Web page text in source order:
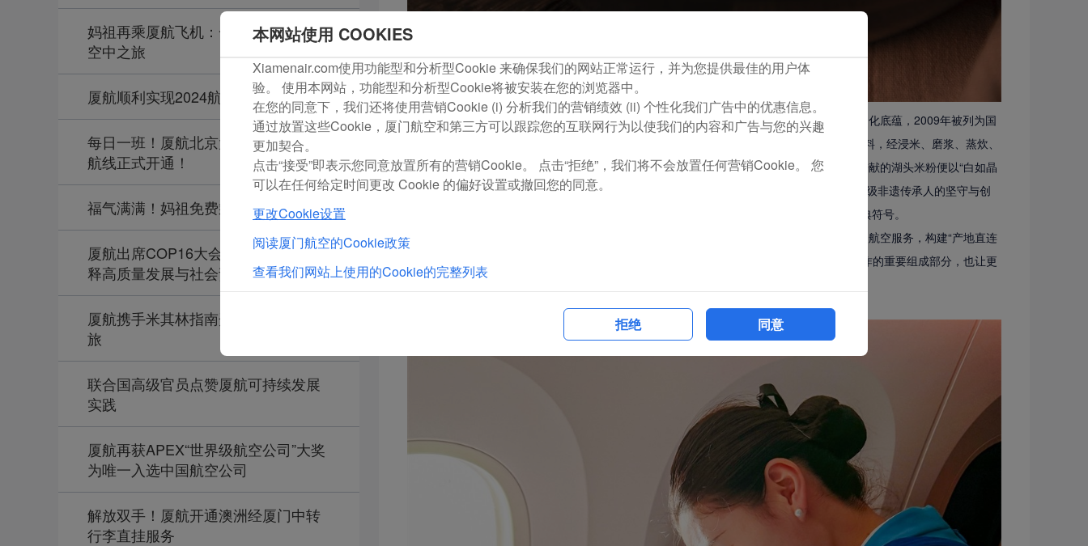
妈祖再乘厦航飞机：一场“神仙”级别的
空中之旅
厦航顺利实现2024航空安全年
每日一班！厦航北京大兴—老挝万象
航线正式开通！
福气满满！妈祖免费乘厦航航班进京
厦航出席COP16大会，以绿色行动诠
释高质量发展与社会责任
厦航携手米其林指南开启福建对味之
旅
联合国高级官员点赞厦航可持续发展
实践
厦航再获APEX“世界级航空公司”大奖
为唯一入选中国航空公司
解放双手！厦航开通澳洲经厦门中转
行李直挂服务
湖头米粉作为福建省安溪县湖头镇的传统名产，拥有470余年历史，承载着深厚的历史文化底蕴，2009年被列为国
家地理标志产品，2024年入选泉州市非遗名录。其制作以优质大米和五阆山天然矿泉水为原料，经浸米、磨浆、蒸炊、
压制排粉、晒干等十余道精细手工工序完成。早在清康熙年间的“升平嘉宴”上，名臣李光地进献的湖头米粉便以“白如晶
冰，细如清丝，韧如胶簧，状如花絮”的独特特质惊艳众人，从此声名远扬。如今，在16位县级非遗传承人的坚守与创
新下，湖头米粉将传统手工技艺与现代生产相结合，延续百年风味，成为闽南饮食文化的经典符号。
近年来，厦航依托旗下“厦航农庄”品牌，将寿宁高山红茶、武夷岩茶等福建特色产品融入航空服务，构建“产地直连
云端”的消费场景。此次“湖头米粉”加入厦航机上餐谱，不仅是厦航与安溪县人民政府系列合作的重要组成部分，也让更
多的旅客能够在万米高空亲自品尝到“舌尖上的非遗”，充分感受福建美食所蕴含的独特魅力。
本网站使用 COOKIES
Xiamenair.com使用功能型和分析型Cookie 来确保我们的网站正常运行，并为您提供最佳的用户体
验。 使用本网站，功能型和分析型Cookie将被安装在您的浏览器中。
在您的同意下，我们还将使用营销Cookie (i) 分析我们的营销绩效 (ii) 个性化我们广告中的优惠信息。
通过放置这些Cookie，厦门航空和第三方可以跟踪您的互联网行为以使我们的内容和广告与您的兴趣
更加契合。
点击“接受”即表示您同意放置所有的营销Cookie。 点击“拒绝”，我们将不会放置任何营销Cookie。 您
可以在任何给定时间更改 Cookie 的偏好设置或撤回您的同意。
更改Cookie设置
阅读厦门航空的Cookie政策
查看我们网站上使用的Cookie的完整列表
拒绝 同意